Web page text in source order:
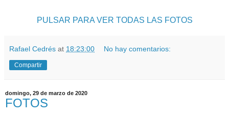
PULSAR PARA VER TODAS LAS FOTOS
Rafael Cedrés at 18:23:00 No hay comentarios:
Compartir
domingo, 29 de marzo de 2020
FOTOS